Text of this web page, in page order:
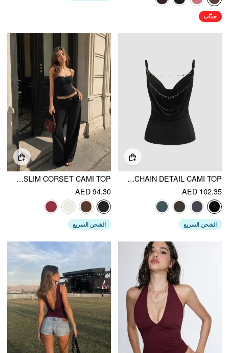
جذّاب
COWL NECK BACKLESS CHAIN DETAIL CAMI TOP
AED 102.35
الشحن السريع
SWEETHEART NECK LACE TRIM SLIM CORSET CAMI TOP
AED 94.30
الشحن السريع